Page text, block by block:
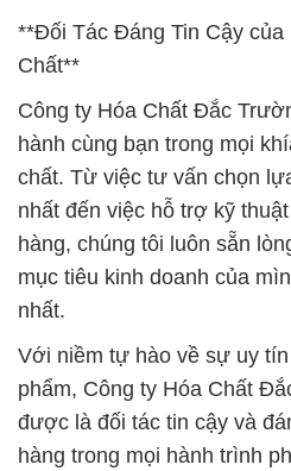
**Đối Tác Đáng Tin Cậy của
Chất**
Công ty Hóa Chất Đắc
hành cùng bạn trong mọi
chất. Từ việc tư vấn chọn
nhất đến việc hỗ trợ kỹ
hàng, chúng tôi luôn sẵn
mục tiêu kinh doanh của
nhất.
Với niềm tự hào về sự uy
phẩm, Công ty Hóa Chất
được là đối tác tin cậy và
hàng trong mọi hành trình